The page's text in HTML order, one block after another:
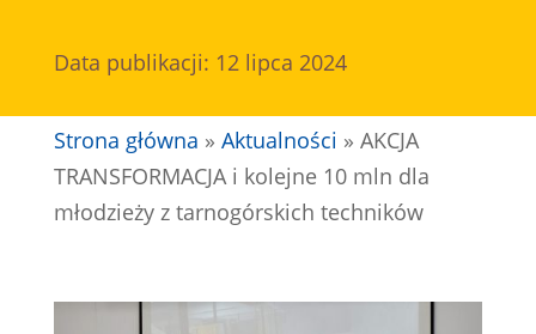
Data publikacji: 12 lipca 2024
Strona główna » Aktualności » AKCJA
TRANSFORMACJA i kolejne 10 mln dla
młodzieży z tarnogórskich techników